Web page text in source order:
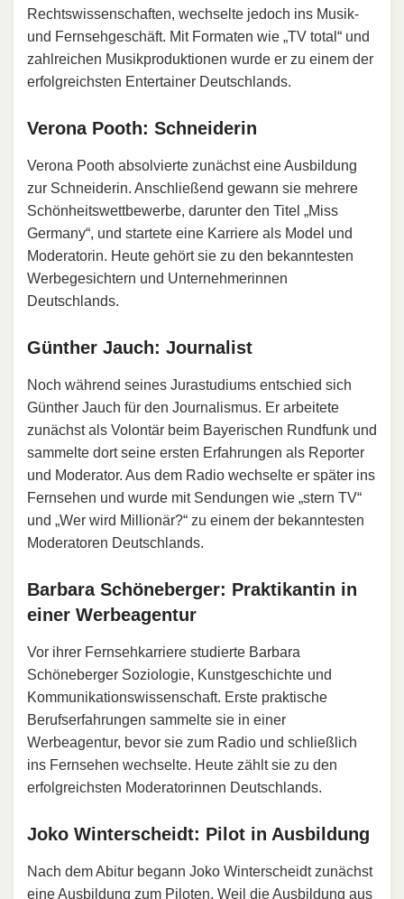
Rechtswissenschaften, wechselte jedoch ins Musik-
und Fernsehgeschäft. Mit Formaten wie „TV total“ und
zahlreichen Musikproduktionen wurde er zu einem der
erfolgreichsten Entertainer Deutschlands.
Verona Pooth: Schneiderin
Verona Pooth absolvierte zunächst eine Ausbildung
zur Schneiderin. Anschließend gewann sie mehrere
Schönheitswettbewerbe, darunter den Titel „Miss
Germany“, und startete eine Karriere als Model und
Moderatorin. Heute gehört sie zu den bekanntesten
Werbegesichtern und Unternehmerinnen
Deutschlands.
Günther Jauch: Journalist
Noch während seines Jurastudiums entschied sich
Günther Jauch für den Journalismus. Er arbeitete
zunächst als Volontär beim Bayerischen Rundfunk und
sammelte dort seine ersten Erfahrungen als Reporter
und Moderator. Aus dem Radio wechselte er später ins
Fernsehen und wurde mit Sendungen wie „stern TV“
und „Wer wird Millionär?“ zu einem der bekanntesten
Moderatoren Deutschlands.
Barbara Schöneberger: Praktikantin in
einer Werbeagentur
Vor ihrer Fernsehkarriere studierte Barbara
Schöneberger Soziologie, Kunstgeschichte und
Kommunikationswissenschaft. Erste praktische
Berufserfahrungen sammelte sie in einer
Werbeagentur, bevor sie zum Radio und schließlich
ins Fernsehen wechselte. Heute zählt sie zu den
erfolgreichsten Moderatorinnen Deutschlands.
Joko Winterscheidt: Pilot in Ausbildung
Nach dem Abitur begann Joko Winterscheidt zunächst
eine Ausbildung zum Piloten. Weil die Ausbildung aus